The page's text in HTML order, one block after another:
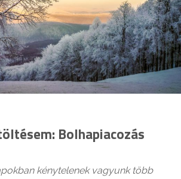
Bolhapiacozás
kénytelenek vagyunk több